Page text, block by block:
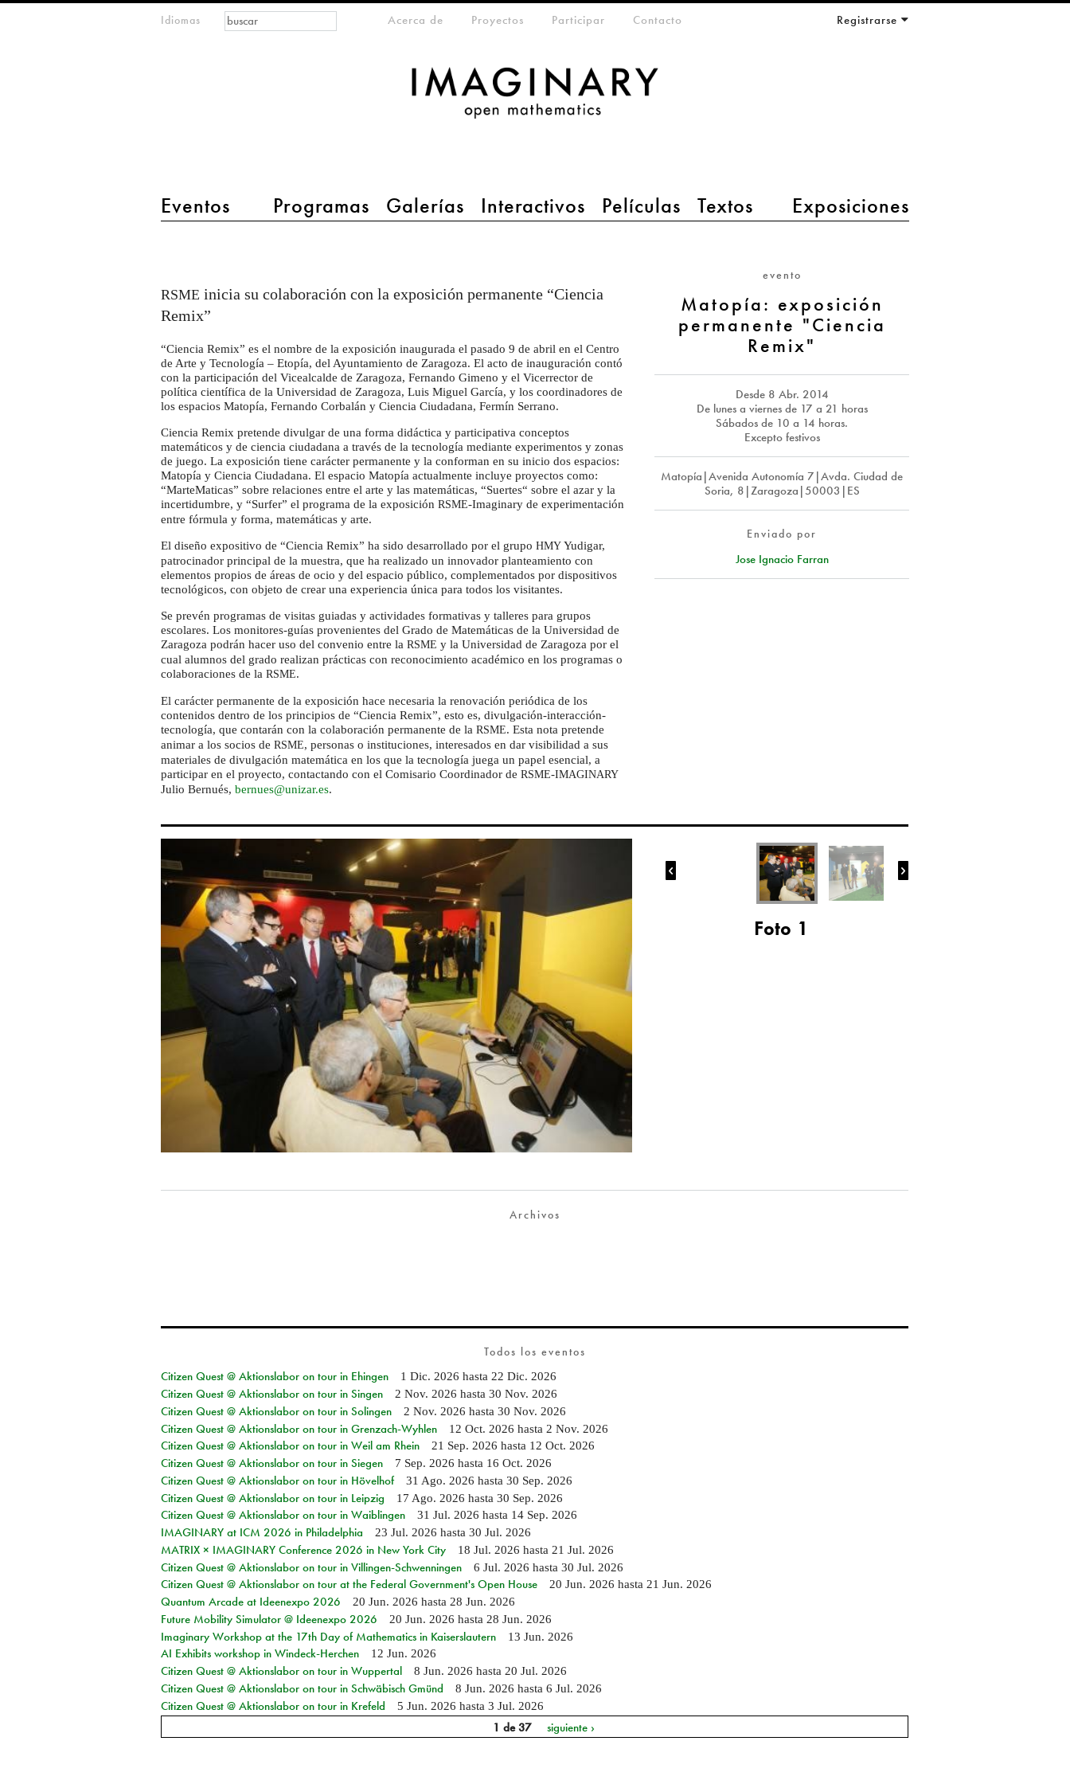
Idiomas
main menu 2
Eventos Programas Galerías Interactivos Películas Textos Exposiciones
meta-menuAcerca de Proyectos Participar Contacto Registrarse
Formulario de
búsqueda
Buscar
permanente
"Ciencia
evento
Matopía: exposición
permanente "Ciencia
Remix"
Desde 8 Abr. 2014
De lunes a viernes de 17 a 21 horas
Sábados de 10 a 14 horas.
Excepto festivos
Matopía|Avenida Autonomía 7|Avda. Ciudad de
Soria, 8|Zaragoza|50003|ES
Enviado por
Jose Ignacio Farran
RSME inicia su colaboración con la exposición permanente “Ciencia
Remix”
“Ciencia Remix” es el nombre de la exposición inaugurada el pasado 9 de abril en el Centro
de Arte y Tecnología – Etopía, del Ayuntamiento de Zaragoza. El acto de inauguración contó
con la participación del Vicealcalde de Zaragoza, Fernando Gimeno y el Vicerrector de
política científica de la Universidad de Zaragoza, Luis Miguel García, y los coordinadores de
los espacios Matopía, Fernando Corbalán y Ciencia Ciudadana, Fermín Serrano.
Ciencia Remix pretende divulgar de una forma didáctica y participativa conceptos
matemáticos y de ciencia ciudadana a través de la tecnología mediante experimentos y zonas
de juego. La exposición tiene carácter permanente y la conforman en su inicio dos espacios:
Matopía y Ciencia Ciudadana. El espacio Matopía actualmente incluye proyectos como:
“MarteMaticas” sobre relaciones entre el arte y las matemáticas, “Suertes“ sobre el azar y la
incertidumbre, y “Surfer” el programa de la exposiciónRSME-Imaginary de experimentación
entre fórmula y forma, matemáticas y arte.
El diseño expositivo de “Ciencia Remix” ha sido desarrollado por el grupoHMY Yudigar,
patrocinador principal de la muestra, que ha realizado un innovador planteamiento con
elementos propios de áreas de ocio y del espacio público, complementados por dispositivos
tecnológicos, con objeto de crear una experiencia única para todos los visitantes.
Se prevén programas de visitas guiadas y actividades formativas y talleres para grupos
escolares. Los monitores-guías provenientes del Grado de Matemáticas de la Universidad de
Zaragoza podrán hacer uso del convenio entre laRSME y la Universidad de Zaragoza por el
cual alumnos del grado realizan prácticas con reconocimiento académico en los programas o
colaboraciones de laRSME.
El carácter permanente de la exposición hace necesaria la renovación periódica de los
contenidos dentro de los principios de “Ciencia Remix”, esto es, divulgación-interacción-
tecnología, que contarán con la colaboración permanente de laRSME. Esta nota pretende
animar a los socios deRSME, personas o instituciones, interesados en dar visibilidad a sus
materiales de divulgación matemática en los que la tecnología juega un papel esencial, a
participar en el proyecto, contactando con el Comisario Coordinador deRSME-IMAGINARY
Julio Bernués,bernues@unizar.es.
 
Foto 1
Archivos
Todos los eventos
Citizen Quest @ Aktionslabor on tour in Ehingen
1 Dic. 2026 hasta 22 Dic. 2026
Citizen Quest @ Aktionslabor on tour in Singen 2 Nov. 2026 hasta 30 Nov. 2026
Citizen Quest @ Aktionslabor on tour in Solingen 2 Nov. 2026 hasta 30 Nov. 2026
Citizen Quest @ Aktionslabor on tour in Grenzach-Wyhlen 12 Oct. 2026 hasta 2 Nov. 2026
Citizen Quest @ Aktionslabor on tour in Weil am Rhein 21 Sep. 2026 hasta 12 Oct. 2026
Citizen Quest @ Aktionslabor on tour in Siegen 7 Sep. 2026 hasta 16 Oct. 2026
Citizen Quest @ Aktionslabor on tour in Hövelhof 31 Ago. 2026 hasta 30 Sep. 2026
Citizen Quest @ Aktionslabor on tour in Leipzig 17 Ago. 2026 hasta 30 Sep. 2026
Citizen Quest @ Aktionslabor on tour in Waiblingen 31 Jul. 2026 hasta 14 Sep. 2026
IMAGINARY at ICM 2026 in Philadelphia 23 Jul. 2026 hasta 30 Jul. 2026
MATRIX × IMAGINARY Conference 2026 in New York City 18 Jul. 2026 hasta 21 Jul. 2026
Citizen Quest @ Aktionslabor on tour in Villingen-Schwenningen 6 Jul. 2026 hasta 30 Jul. 2026
Citizen Quest @ Aktionslabor on tour at the Federal Government's Open House 20 Jun. 2026 hasta 21 Jun. 2026
Quantum Arcade at Ideenexpo 2026 20 Jun. 2026 hasta 28 Jun. 2026
Future Mobility Simulator @ Ideenexpo 2026 20 Jun. 2026 hasta 28 Jun. 2026
Imaginary Workshop at the 17th Day of Mathematics in Kaiserslautern 13 Jun. 2026
AI Exhibits workshop in Windeck-Herchen 12 Jun. 2026
Citizen Quest @ Aktionslabor on tour in Wuppertal 8 Jun. 2026 hasta 20 Jul. 2026
Citizen Quest @ Aktionslabor on tour in Schwäbisch Gmünd 8 Jun. 2026 hasta 6 Jul. 2026
Citizen Quest @ Aktionslabor on tour in Krefeld 5 Jun. 2026 hasta 3 Jul. 2026
1 de 37 siguiente ›